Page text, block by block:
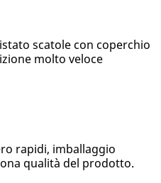
scatole con coperchio
molto veloce
rapidi, imballaggio
qualità del prodotto.